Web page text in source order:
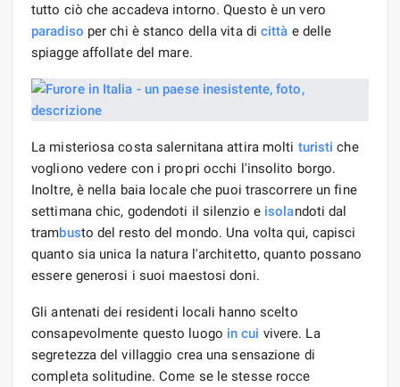
tutto ciò che accadeva intorno. Questo è un vero
paradiso per chi è stanco della vita dicittà e delle
spiagge affollate del mare.
La misteriosa costa salernitana attira molti turisti che
vogliono vedere con i propri occhi l'insolito borgo.
Inoltre, è nella baia locale che puoi trascorrere un fine
settimana chic, godendoti il ​​silenzio e isolandoti dal
trambusto del resto del mondo. Una volta qui, capisci
quanto sia unica la natura l'architetto, quanto possano
essere generosi i suoi maestosi doni.
Gli antenati dei residenti locali hanno scelto
consapevolmente questo luogo in cui vivere. La
segretezza del villaggio crea una sensazione di
completa solitudine. Come se le stesse rocce